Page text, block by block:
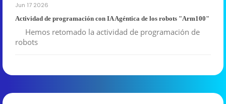
Jun 17 2026
Actividad de programación con IA Agéntica de los robots "Arm100"
Hemos retomado la actividad de programación de
robots